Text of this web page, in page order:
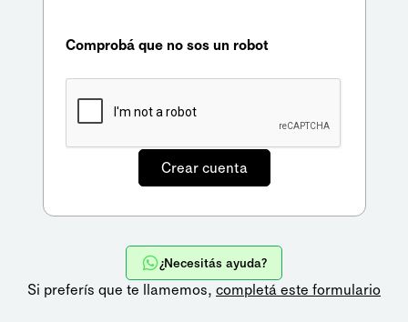
Comprobá que no sos un robot
¿Necesitás ayuda?
Si preferís que te llamemos, completá este formulario